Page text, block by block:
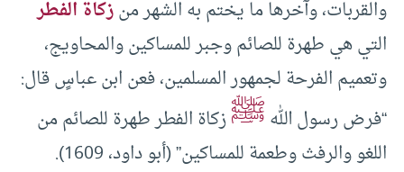
والقربات، وآخرها ما يختم به الشهر منزكاة الفطر
التي هي طهرة للصائم وجبر للمساكين والمحاويج،
وتعميم الفرحة لجمهور المسلمين، فعن ابن عباسٍ قال:
“فرض رسول اللهﷺزكاة الفطر ‌طهرة للصائم من
اللغو والرفث وطعمة للمساكين” (أبو داود، 1609).